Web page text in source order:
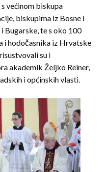
većinom biskupa
biskupima iz Bosne i
Bugarske, te s oko 100
i hodočasnika iz Hrvatske
su i
akademik Željko Reiner,
i općinskih vlasti.